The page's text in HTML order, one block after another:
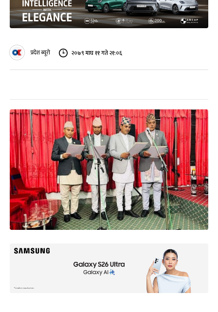
प्रदेश ब्यूरो २०७९ माघ ११ गते २१:०६